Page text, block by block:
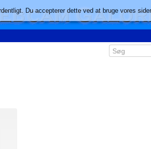
Du accepterer dette ved at bruge vores